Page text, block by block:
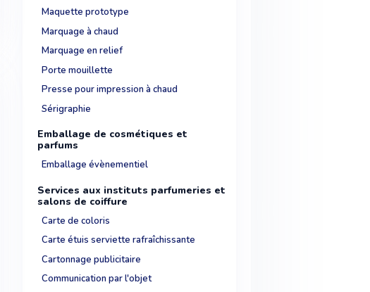
Maquette prototype
Marquage à chaud
Marquage en relief
Porte mouillette
Presse pour impression à chaud
Sérigraphie
Emballage de cosmétiques et
parfums
Emballage évènementiel
Services aux instituts parfumeries et
salons de coiffure
Carte de coloris
Carte étuis serviette rafraîchissante
Cartonnage publicitaire
Communication par l'objet